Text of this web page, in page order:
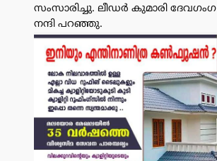
സംസാരിച്ചു. ലീഡർ കുമാരി
നന്ദി പറഞ്ഞു.
പരസ്യം